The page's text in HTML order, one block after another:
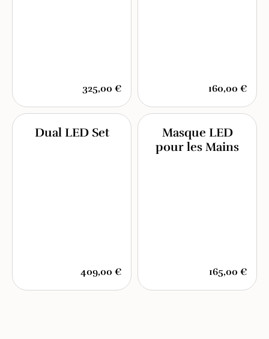
325,00 € 160,00 €
Dual LED Set
409,00 €
Masque LED
pour les Mains
165,00 €